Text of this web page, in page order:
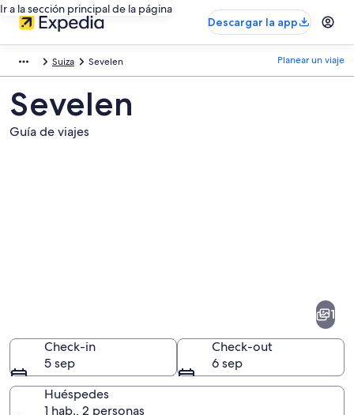
Ir a la sección principal de la página
Descargar la app
Suiza Sevelen Planear un viaje
Sevelen
Guía de viajes
1
Check-in
5 sep
Check-out
6 sep
Huéspedes
1 hab., 2 personas